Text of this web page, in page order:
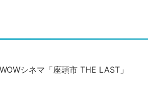
シネマ「座頭市 THE LAST」